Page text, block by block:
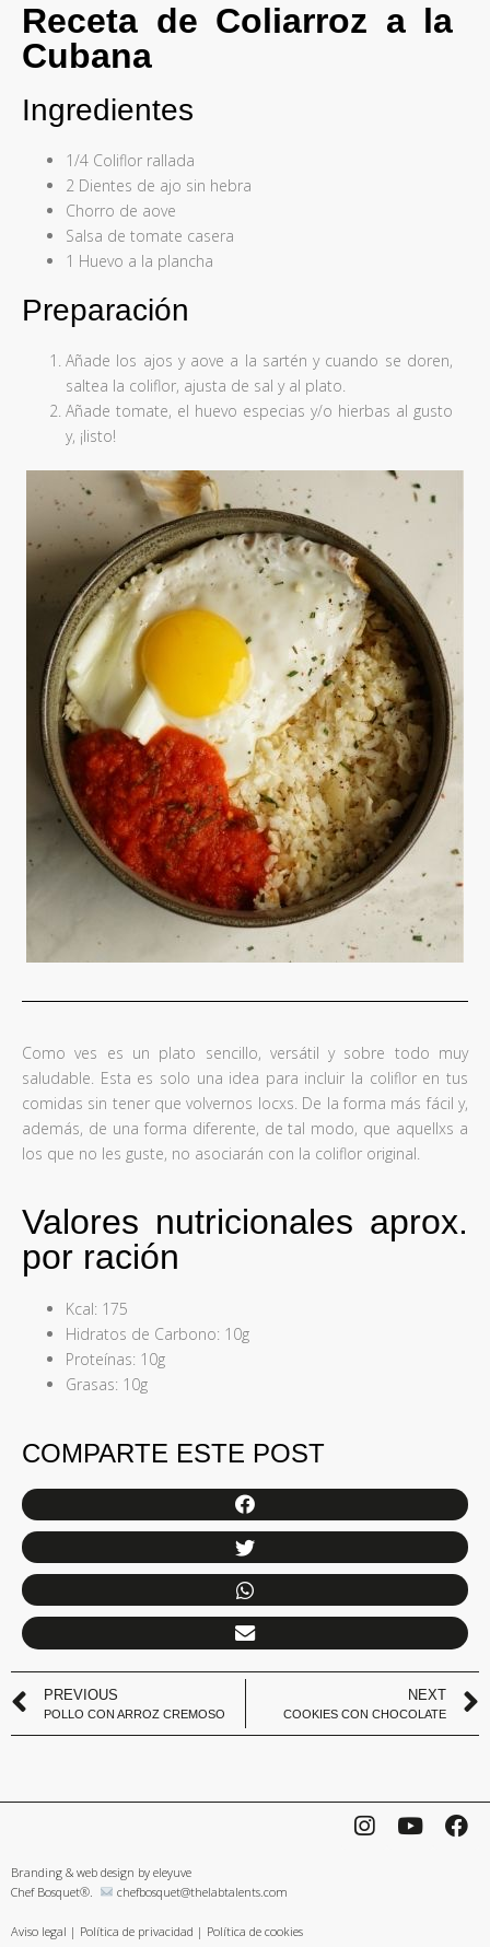
Receta de Coliarroz a la
Cubana
Ingredientes
1/4 Coliflor rallada
2 Dientes de ajo sin hebra
Chorro de aove
Salsa de tomate casera
1 Huevo a la plancha
Preparación
Añade los ajos y aove a la sartén y cuando se doren,
saltea la coliflor, ajusta de sal y al plato.
Añade tomate, el huevo especias y/o hierbas al gusto
y, ¡listo!
Como ves es un plato sencillo, versátil y sobre todo muy
saludable. Esta es solo una idea para incluir la coliflor en tus
comidas sin tener que volvernos locxs. De la forma más fácil y,
además, de una forma diferente, de tal modo, que aquellxs a
los que no les guste, no asociarán con la coliflor original.
Valores nutricionales aprox.
por ración
Kcal: 175
Hidratos de Carbono: 10g
Proteínas: 10g
Grasas: 10g
COMPARTE ESTE POST
PREVIOUS
POLLO CON ARROZ CREMOSO
NEXT
COOKIES CON CHOCOLATE
Branding & web design by eleyuve
Chef Bosquet®.
chefbosquet@thelabtalents.com
Aviso legal | Política de privacidad | Política de cookies